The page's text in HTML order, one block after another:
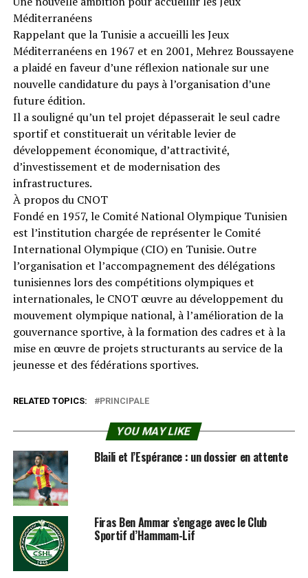
Méditerranéens
Rappelant que la Tunisie a accueilli les Jeux
Méditerranéens en 1967 et en 2001, Mehrez Boussayene
a plaidé en faveur d’une réflexion nationale sur une
nouvelle candidature du pays à l’organisation d’une
future édition.
Il a souligné qu’un tel projet dépasserait le seul cadre
sportif et constituerait un véritable levier de
développement économique, d’attractivité,
d’investissement et de modernisation des
infrastructures.
À propos du CNOT
Fondé en 1957, le Comité National Olympique Tunisien
est l’institution chargée de représenter le Comité
International Olympique (CIO) en Tunisie. Outre
l’organisation et l’accompagnement des délégations
tunisiennes lors des compétitions olympiques et
internationales, le CNOT œuvre au développement du
mouvement olympique national, à l’amélioration de la
gouvernance sportive, à la formation des cadres et à la
mise en œuvre de projets structurants au service de la
jeunesse et des fédérations sportives.
RELATED TOPICS: PRINCIPALE
YOU MAY LIKE
Blaili et l’Espérance : un dossier en attente
Firas Ben Ammar s’engage avec le Club
Sportif d’Hammam-Lif